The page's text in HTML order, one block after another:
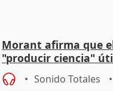
Morant afirma que
"producir ciencia"
Sonido Totales